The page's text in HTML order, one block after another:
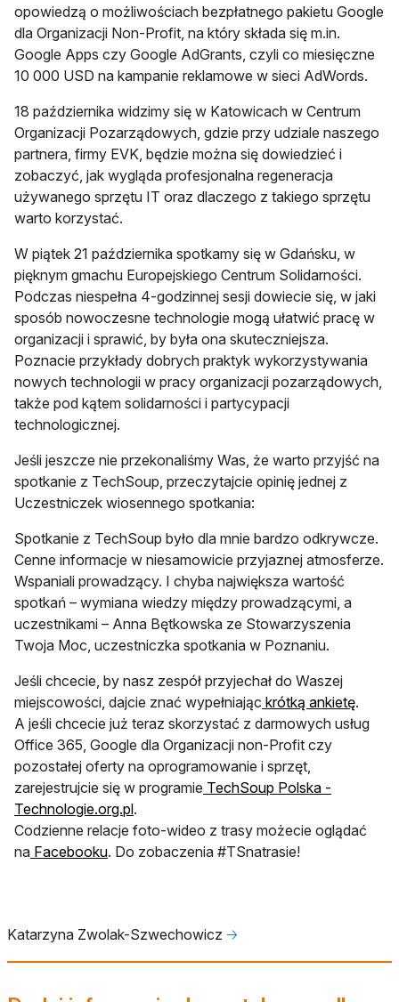
opowiedzą o możliwościach bezpłatnego pakietu Google
dla Organizacji Non-Profit, na który składa się m.in.
Google Apps czy Google AdGrants, czyli co miesięczne
10 000 USD na kampanie reklamowe w sieci AdWords.
18 października widzimy się w Katowicach w Centrum
Organizacji Pozarządowych, gdzie przy udziale naszego
partnera, firmy EVK, będzie można się dowiedzieć i
zobaczyć, jak wygląda profesjonalna regeneracja
używanego sprzętu IT oraz dlaczego z takiego sprzętu
warto korzystać.
W piątek 21 października spotkamy się w Gdańsku, w
pięknym gmachu Europejskiego Centrum Solidarności.
Podczas niespełna 4-godzinnej sesji dowiecie się, w jaki
sposób nowoczesne technologie mogą ułatwić pracę w
organizacji i sprawić, by była ona skuteczniejsza.
Poznacie przykłady dobrych praktyk wykorzystywania
nowych technologii w pracy organizacji pozarządowych,
także pod kątem solidarności i partycypacji
technologicznej.
Jeśli jeszcze nie przekonaliśmy Was, że warto przyjść na
spotkanie z TechSoup, przeczytajcie opinię jednej z
Uczestniczek wiosennego spotkania:
Spotkanie z TechSoup było dla mnie bardzo odkrywcze.
Cenne informacje w niesamowicie przyjaznej atmosferze.
Wspaniali prowadzący. I chyba największa wartość
spotkań – wymiana wiedzy między prowadzącymi, a
uczestnikami – Anna Bętkowska ze Stowarzyszenia
Twoja Moc, uczestniczka spotkania w Poznaniu.
Jeśli chcecie, by nasz zespół przyjechał do Waszej
miejscowości, dajcie znać wypełniając krótką ankietę.
A jeśli chcecie już teraz skorzystać z darmowych usług
Office 365, Google dla Organizacji non-Profit czy
pozostałej oferty na oprogramowanie i sprzęt,
zarejestrujcie się w programie TechSoup Polska -
Technologie.org.pl.
Codzienne relacje foto-wideo z trasy możecie oglądać
na Facebooku. Do zobaczenia #TSnatrasie!
Katarzyna Zwolak-Szwechowicz 🡢